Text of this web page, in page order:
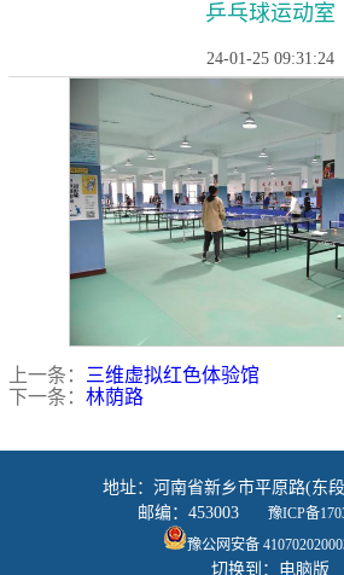
乒乓球运动室
24-01-25 09:31:24
上一条：
三维虚拟红色体验馆
下一条： 林荫路
地址：河南省新乡市平原路(东
邮编：453003 豫ICP备
豫公网安备
切换到：电脑版